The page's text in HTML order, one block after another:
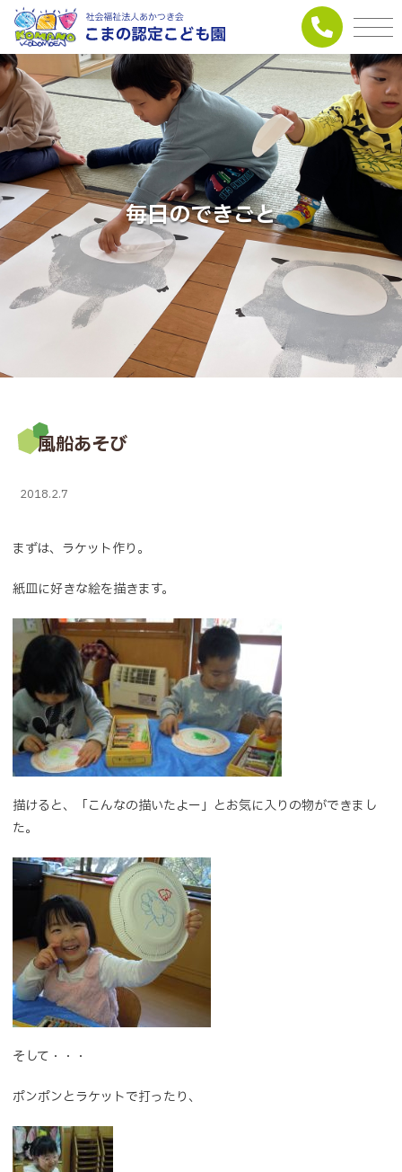
毎日のできごと
風船あそび
2018.2.7
まずは、ラケット作り。
紙皿に好きな絵を描きます。
描けると、「こんなの描いたよー」とお気に入りの物ができまし
た。
そして・・・
ポンポンとラケットで打ったり、